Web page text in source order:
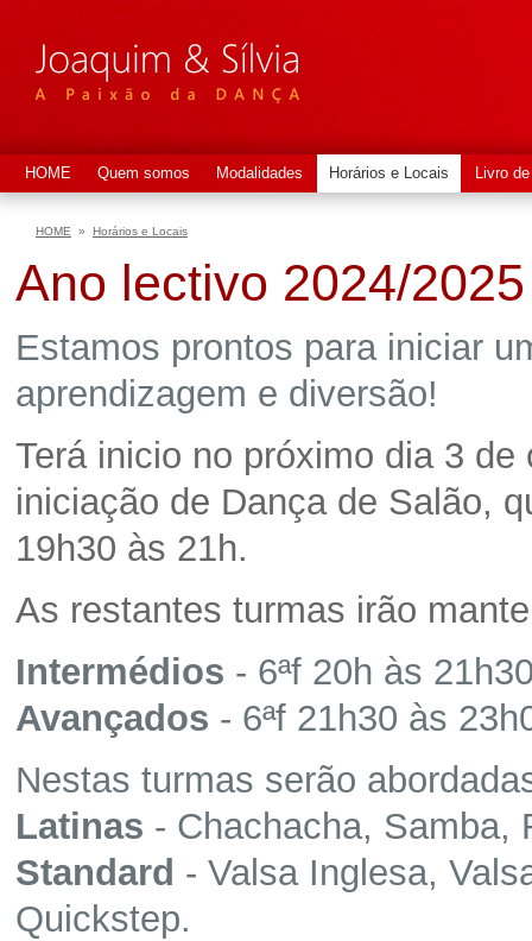
HOME Quem somos Modalidades Horários e Locais Livro
HOME » Horários e Locais
Ano lectivo 2024/
Estamos prontos para iniciar
aprendizagem e diversão!
Terá inicio no próximo dia 3
iniciação de Dança de Salão,
19h30 às 21h.
As restantes turmas irão
Intermédios - 6ªf 20h às
Avançados - 6ªf 21h30 às
Nestas turmas serão
Latinas - Chachacha, Samba,
Standard - Valsa Inglesa,
Quickstep.